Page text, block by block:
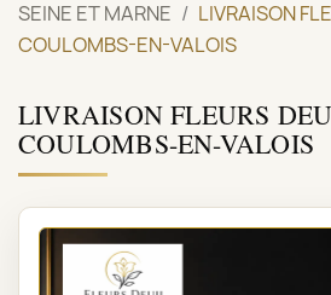
SEINE ET MARNE
LIVRAISON
COULOMBS-EN-VALOIS
LIVRAISON FLEURS
COULOMBS-EN-VALOIS